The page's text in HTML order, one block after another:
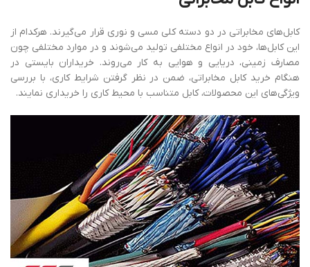
کابل‌های مخابراتی در دو دسته کلی مسی و نوری قرار می‌گیرند. هرکدام از
این کابل‌ها، خود در انواع مختلفی تولید می‌شوند و در موارد مختلفی چون
مصارف زمینی، دریایی و هوایی به کار می‌روند. خریداران بایستی در
هنگام خرید کابل مخابراتی، ضمن در نظر گرفتن شرایط کاری، با بررسی
ویژگی‌های این محصولات، کابل متناسب با محیط کاری را خریداری نمایند.